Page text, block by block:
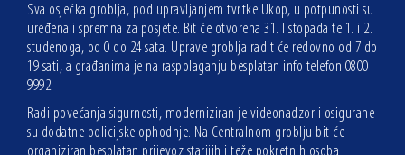
Sva osječka groblja, pod upravljanjem tvrtke Ukop, u potpunosti su
uređena i spremna za posjete. Bit će otvorena 31. listopada te 1. i 2.
studenoga, od 0 do 24 sata. Uprave groblja radit će redovno od 7 do
19 sati, a građanima je na raspolaganju besplatan info telefon 0800
9992.
Radi povećanja sigurnosti, moderniziran je videonadzor i osigurane
su dodatne policijske ophodnje. Na Centralnom groblju bit će